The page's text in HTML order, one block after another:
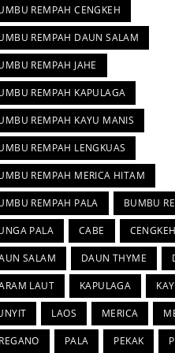
REMPAH CENGKEH
REMPAH DAUN SALAM
REMPAH JAHE
REMPAH KAPULAGA
REMPAH KAYU MANIS
REMPAH LENGKUAS
REMPAH MERICA HITAM
REMPAH PALA BUMBU
PALA CABE CENGKEH
SALAM DAUN THYME
LAUT KAPULAGA
LAOS MERICA
PALA PEKAK